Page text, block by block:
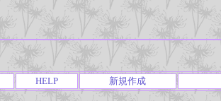
HELP 新規作成